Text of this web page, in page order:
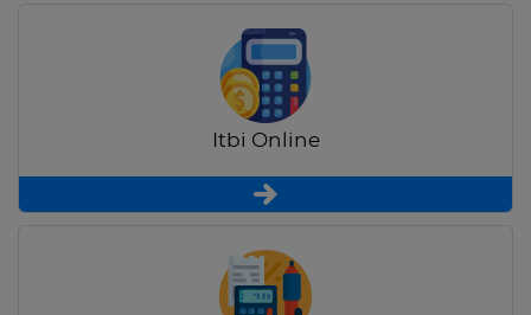
Itbi Online